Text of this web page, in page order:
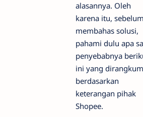
alasannya. Oleh
karena itu, sebelum
membahas solusi,
pahami dulu apa
penyebabnya
ini yang dirangkum
berdasarkan
keterangan pihak
Shopee.